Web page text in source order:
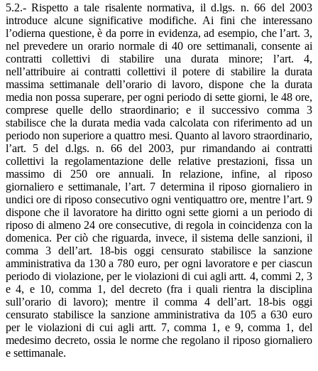
5.2.- Rispetto a tale risalente normativa, il d.lgs. n. 66 del 2003
introduce alcune significative modifiche. Ai fini che interessano
l’odierna questione, è da porre in evidenza, ad esempio, che l’art. 3,
nel prevedere un orario normale di 40 ore settimanali, consente ai
contratti collettivi di stabilire una durata minore; l’art. 4,
nell’attribuire ai contratti collettivi il potere di stabilire la durata
massima settimanale dell’orario di lavoro, dispone che la durata
media non possa superare, per ogni periodo di sette giorni, le 48 ore,
comprese quelle dello straordinario; e il successivo comma 3
stabilisce che la durata media vada calcolata con riferimento ad un
periodo non superiore a quattro mesi. Quanto al lavoro straordinario,
l’art. 5 del d.lgs. n. 66 del 2003, pur rimandando ai contratti
collettivi la regolamentazione delle relative prestazioni, fissa un
massimo di 250 ore annuali. In relazione, infine, al riposo
giornaliero e settimanale, l’art. 7 determina il riposo giornaliero in
undici ore di riposo consecutivo ogni ventiquattro ore, mentre l’art. 9
dispone che il lavoratore ha diritto ogni sette giorni a un periodo di
riposo di almeno 24 ore consecutive, di regola in coincidenza con la
domenica. Per ciò che riguarda, invece, il sistema delle sanzioni, il
comma 3 dell’art. 18-bis oggi censurato stabilisce la sanzione
amministrativa da 130 a 780 euro, per ogni lavoratore e per ciascun
periodo di violazione, per le violazioni di cui agli artt. 4, commi 2, 3
e 4, e 10, comma 1, del decreto (fra i quali rientra la disciplina
sull’orario di lavoro); mentre il comma 4 dell’art. 18-bis oggi
censurato stabilisce la sanzione amministrativa da 105 a 630 euro
per le violazioni di cui agli artt. 7, comma 1, e 9, comma 1, del
medesimo decreto, ossia le norme che regolano il riposo giornaliero
e settimanale.